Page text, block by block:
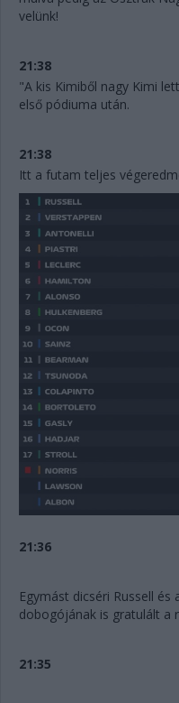
velünk!
21:38
"A kis Kimiből nagy Kimi
első pódiuma után.
21:38
Itt a futam teljes
21:36
Egymást dicséri Russell
dobogójának is gratulált a
21:35